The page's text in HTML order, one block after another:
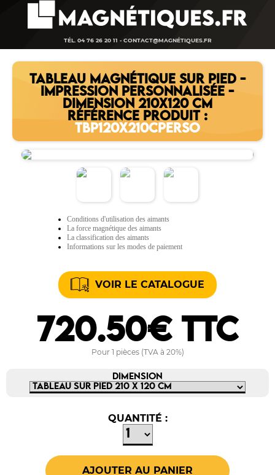
TÉL. 04 76 26 20 11 - CONTACT@MAGNÉTIQUES.FR
TABLEAU MAGNÉTIQUE SUR PIED -
IMPRESSION PERSONNALISÉE -
DIMENSION 210X120 CM
RÉFÉRENCE PRODUIT :
TBP120X210CPERSO
Conditions d'utilisation des aimants
La force magnétique des aimants
La classification des aimants
Informations sur les modes de paiement
VOIR LE CATALOGUE
720.50€ TTC
Pour 1 pièces (TVA à 20%)
DIMENSION
QUANTITÉ :